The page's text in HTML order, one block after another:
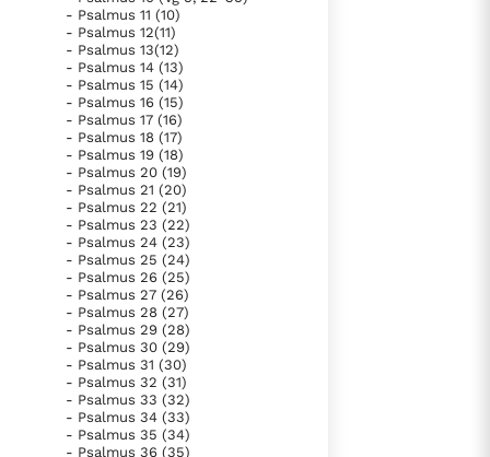
Berichten
Het Vaticaan publiceert een nieuwe Latijnse uitgave
van het Romeins martyrologium
Vaticaanse financiële waakhond verliest autonomie
Paus spreekt het Wereldvoedselprogramma toe
Paus Leo XIV in Pavia: "De stad is zowel een gave als
een taak"
Paus in Pavia: St. Augustinus toont ons de noodzaak om
"naar het innerlijk" toe te keren.
RK Documenten stelt heel veel belangrijke
kerkelijke documenten van de Rooms
Katholieke Kerk in het Nederlands beschikbaar
en is volledig afhankelijk van donaties.
Ik help mee!
- Psalmus 11 (10)
- Psalmus 12(11)
- Psalmus 13(12)
- Psalmus 14 (13)
- Psalmus 15 (14)
- Psalmus 16 (15)
- Psalmus 17 (16)
- Psalmus 18 (17)
- Psalmus 19 (18)
- Psalmus 20 (19)
- Psalmus 21 (20)
- Psalmus 22 (21)
- Psalmus 23 (22)
- Psalmus 24 (23)
- Psalmus 25 (24)
- Psalmus 26 (25)
- Psalmus 27 (26)
- Psalmus 28 (27)
- Psalmus 29 (28)
- Psalmus 30 (29)
- Psalmus 31 (30)
- Psalmus 32 (31)
- Psalmus 33 (32)
- Psalmus 34 (33)
- Psalmus 35 (34)
- Psalmus 36 (35)